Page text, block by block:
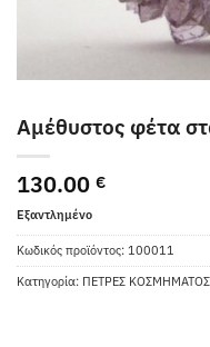
Αμέθυστος φέτα
130.00 €
Εξαντλημένο
Κωδικός προϊόντος: 100011
Κατηγορία: ΠΕΤΡΕΣ ΚΟΣΜΗΜΑΤΟΣ